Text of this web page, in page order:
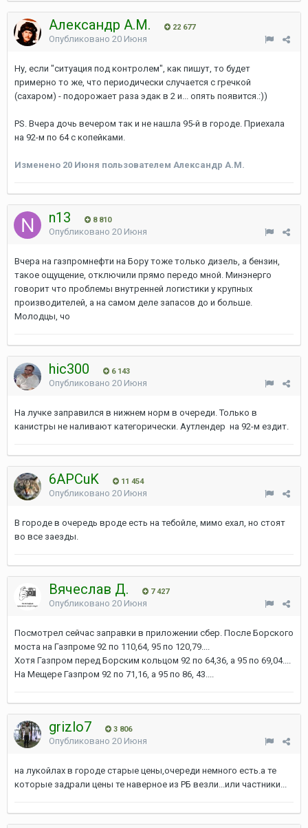
Александр А.М. 22 677
Опубликовано 20 Июня
Ну, если "ситуация под контролем", как пишут, то будет
примерно то же, что периодически случается с гречкой
(сахаром) - подорожает раза эдак в 2 и... опять появится.:))
PS. Вчера дочь вечером так и не нашла 95-й в городе. Приехала
на 92-м по 64 с копейками.
Изменено 20 Июня пользователем Александр А.М.
n13 8 810
Опубликовано 20 Июня
Вчера на газпромнефти на Бору тоже только дизель, а бензин,
такое ощущение, отключили прямо передо мной. Минэнерго
говорит что проблемы внутренней логистики у крупных
производителей, а на самом деле запасов до и больше.
Молодцы, чо
hic300 6 143
Опубликовано 20 Июня
На лучке заправился в нижнем норм в очереди. Только в
канистры не наливают категорически. Аутлендер на 92-м ездит.
6APCuK 11 454
Опубликовано 20 Июня
В городе в очередь вроде есть на тебойле, мимо ехал, но стоят
во все заезды.
Вячеслав Д. 7 427
Опубликовано 20 Июня
Посмотрел сейчас заправки в приложении сбер. После Борского
моста на Газпроме 92 по 110,64, 95 по 120,79....
Хотя Газпром перед Борским кольцом 92 по 64,36, а 95 по 69,04....
На Мещере Газпром 92 по 71,16, а 95 по 86, 43....
grizlo7 3 806
Опубликовано 20 Июня
на лукойлах в городе старые цены,очереди немного есть.а те
которые задрали цены те наверное из РБ везли...или частники...